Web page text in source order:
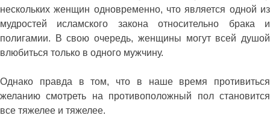
нескольких женщин одновременно, что является одной из
мудростей исламского закона относительно брака и
полигамии. В свою очередь, женщины могут всей душой
влюбиться только в одного мужчину.
Однако правда в том, что в наше время противиться
желанию смотреть на противоположный пол становится
все тяжелее и тяжелее.